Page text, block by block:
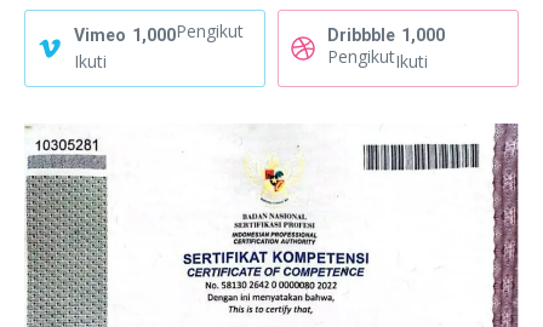
Vimeo 1,000Pengikut
Ikuti
Dribbble 1,000
PengikutIkuti